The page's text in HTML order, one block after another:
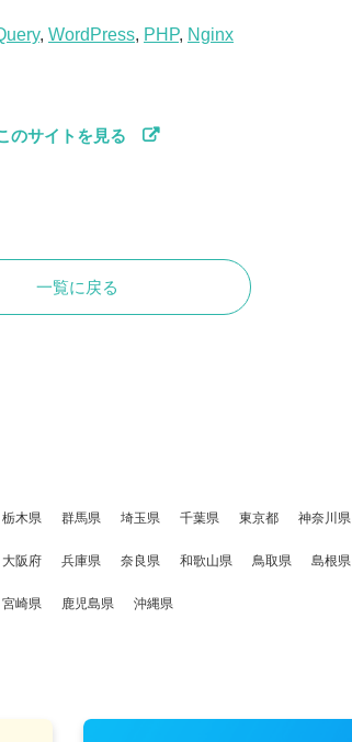
, WordPress, PHP, Nginx
のサイトを見る
一覧に戻る
栃木県 群馬県 埼玉県 千葉県 東京都 神奈川県
大阪府 兵庫県 奈良県 和歌山県 鳥取県 島根県
宮崎県 鹿児島県 沖縄県